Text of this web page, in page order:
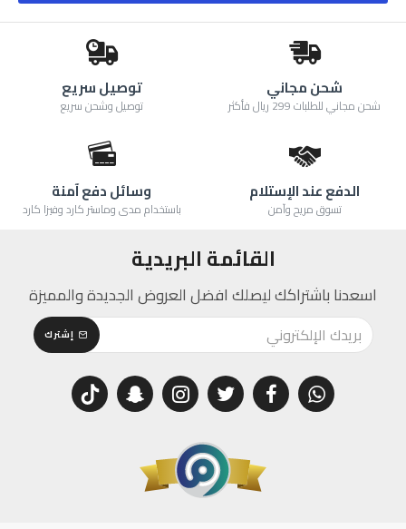
شحن مجاني
شحن مجاني للطلبات 299 ريال فأكثر
توصيل سريع
توصيل وشحن سريع
الدفع عند الإستلام
تسوق مريح وآمن
وسائل دفع آمنة
باستخدام مدى وماستر كارد وفيزا كارد
القائمة البريدية
اسعدنا باشتراكك ليصلك افضل العروض الجديدة والمميزة
إشترك